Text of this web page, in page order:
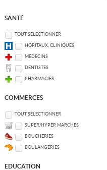
SANTÉ
TOUT SÉLECTIONNER
HÔPITAUX, CLINIQUES
MÉDECINS
DENTISTES
PHARMACIES
COMMERCES
TOUT SÉLECTIONNER
SUPER/HYPER MARCHÉS
BOUCHERIES
BOULANGERIES
EDUCATION